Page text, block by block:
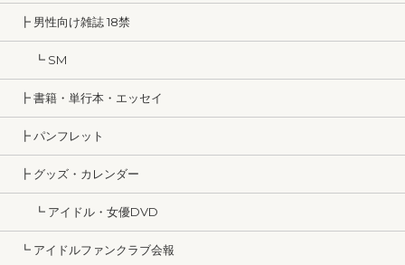
┣ 男性向け雑誌 18禁
┗ SM
┣ 書籍・単行本・エッセイ
┣ パンフレット
┣ グッズ・カレンダー
┗ アイドル・女優DVD
┗ アイドルファンクラブ会報